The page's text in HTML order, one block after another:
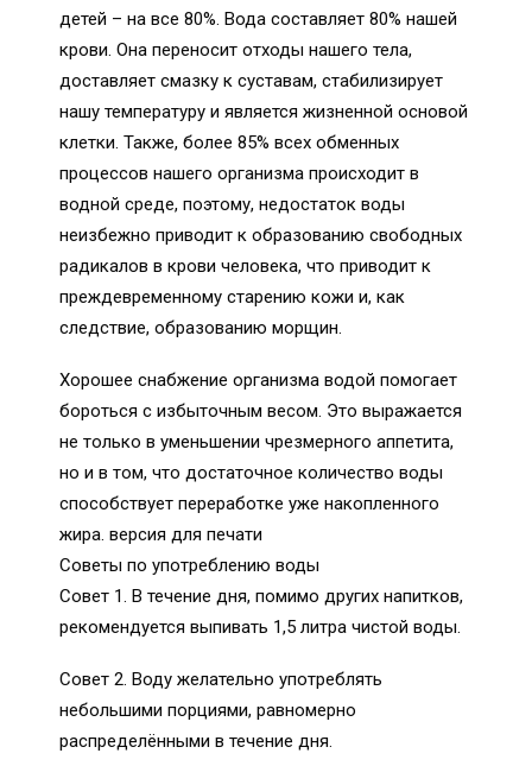
детей – на все 80%. Вода составляет 80% нашей
крови. Она переносит отходы нашего тела,
доставляет смазку к суставам, стабилизирует
нашу температуру и является жизненной основой
клетки. Также, более 85% всех обменных
процессов нашего организма происходит в
водной среде, поэтому, недостаток воды
неизбежно приводит к образованию свободных
радикалов в крови человека, что приводит к
преждевременному старению кожи и, как
следствие, образованию морщин.
Хорошее снабжение организма водой помогает
бороться с избыточным весом. Это выражается
не только в уменьшении чрезмерного аппетита,
но и в том, что достаточное количество воды
способствует переработке уже накопленного
жира. версия для печати
Советы по употреблению воды
Совет 1. В течение дня, помимо других напитков,
рекомендуется выпивать 1,5 литра чистой воды.
Совет 2. Воду желательно употреблять
небольшими порциями, равномерно
распределёнными в течение дня.